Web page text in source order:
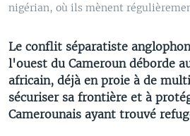
nigérian, où ils mènent
Le conflit séparatiste
l'ouest du Cameroun déborde
africain, déjà en proie à de
sécuriser sa frontière et à
Camerounais ayant trouvé